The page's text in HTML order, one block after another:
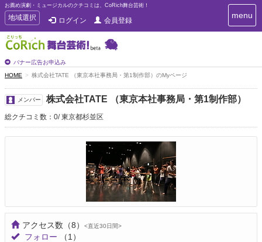
お薦め演劇・ミュージカルのクチコミは、CoRich舞台芸術！
T
o
g
g
e
n
a
v
i
g
a
t
地域選択 ログイン 会員登録
バナー広告お申込み
T
o
a
menu
HOME 株式会社TATE （東京本社事務局・第1制作部）のMyページ
メンバー 株式会社TATE （東京本社事務局・第1制作部）
総クチコミ数：0 東京都杉並区
アクセス数 （8） <直近30日間>
フォロー
（1）